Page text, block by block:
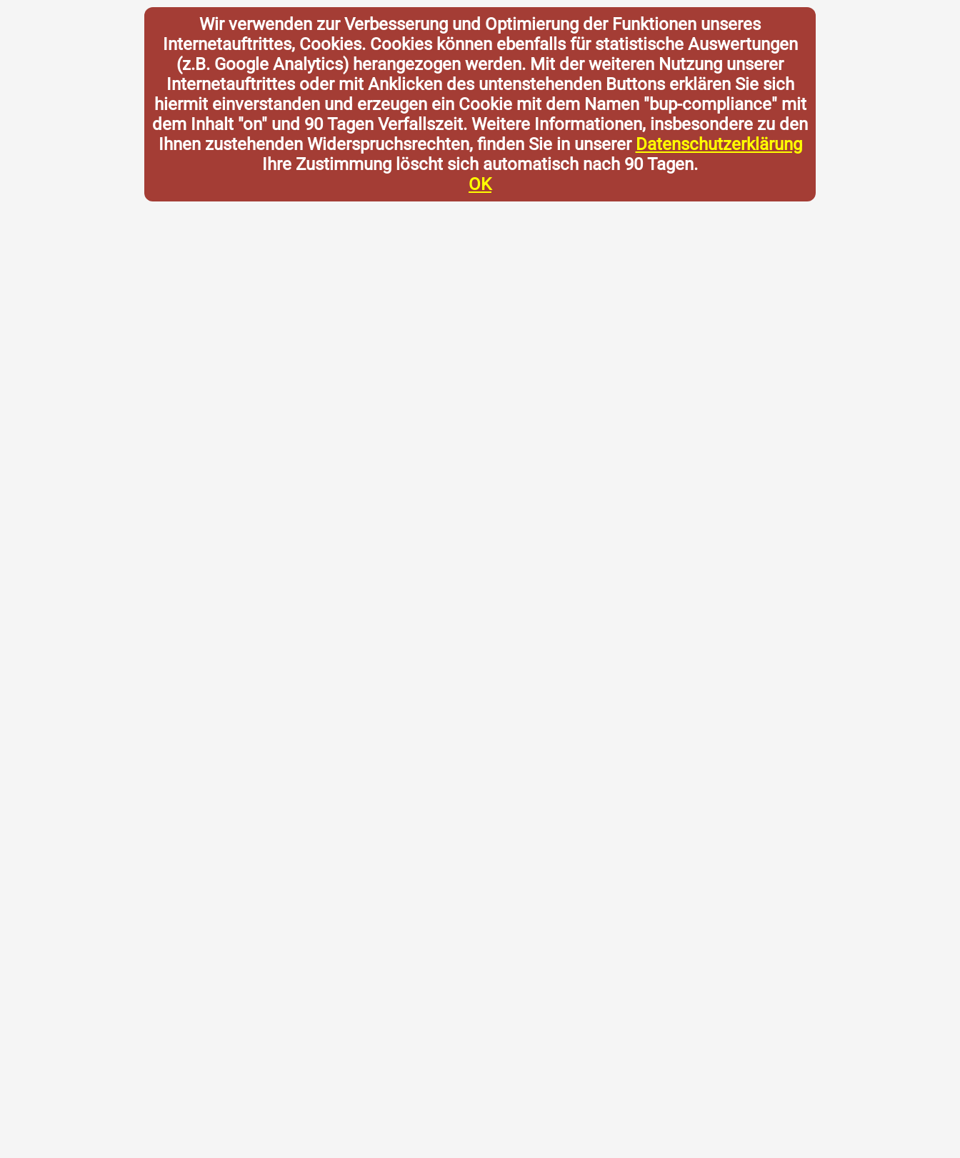
Wir verwenden zur Verbesserung und Optimierung der Funktionen unseres
Internetauftrittes, Cookies. Cookies können ebenfalls für statistische Auswertungen
(z.B. Google Analytics) herangezogen werden. Mit der weiteren Nutzung unserer
Internetauftrittes oder mit Anklicken des untenstehenden Buttons erklären Sie sich
hiermit einverstanden und erzeugen ein Cookie mit dem Namen "bup-compliance" mit
dem Inhalt "on" und 90 Tagen Verfallszeit. Weitere Informationen, insbesondere zu den
Ihnen zustehenden Widerspruchsrechten, finden Sie in unserer Datenschutzerklärung
Ihre Zustimmung löscht sich automatisch nach 90 Tagen.
OK